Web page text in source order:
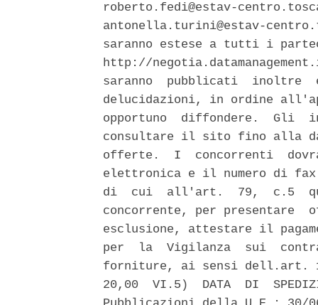
roberto.fedi@estav-
antonella.turini@estav-
saranno estese a tutti i
http://
saranno  pubblicati  inoltre
delucidazioni, in ordine
opportuno  diffondere.  Gli
consultare il sito fino alla
offerte.  I  concorrenti
elettronica e il numero di
di  cui  all'art.  79,  c.5
concorrente, per
esclusione, attestare il
per  la  Vigilanza  sui
forniture, ai sensi dell.art.
20,00  VI.5)  DATA  DI